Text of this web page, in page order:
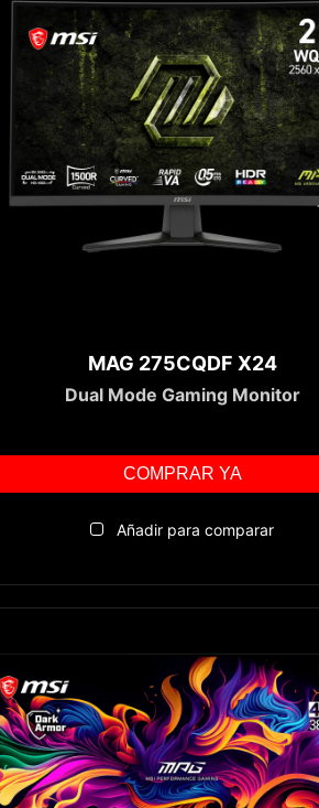
MAG 275CQDF X24
Dual Mode Gaming Monitor
COMPRAR YA
Añadir para comparar